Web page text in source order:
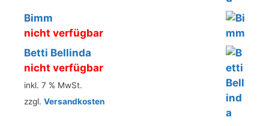
Bimm
nicht verfügbar
Betti Bellinda
nicht verfügbar
inkl. 7 % MwSt.
zzgl. Versandkosten